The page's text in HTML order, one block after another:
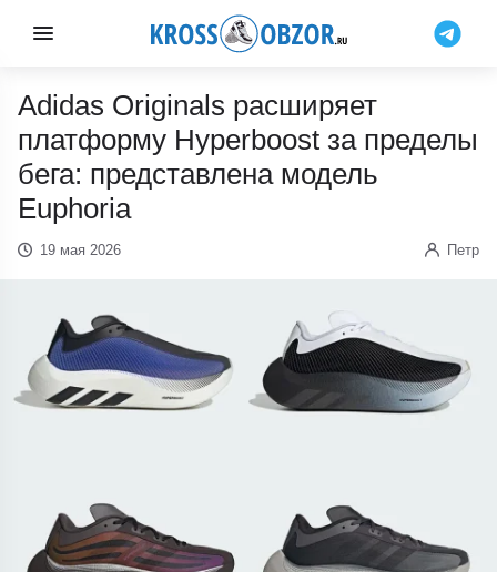
Adidas Originals расширяет
платформу Hyperboost за пределы
бега: представлена модель
Euphoria
19 мая 2026 Петр